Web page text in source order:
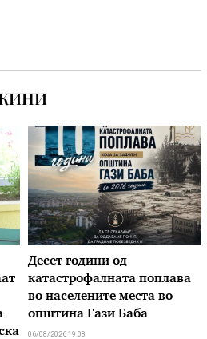
Десет години од
катастрофалната поплава
во населените места во
општина Гази Баба
06/08/2026 19:08